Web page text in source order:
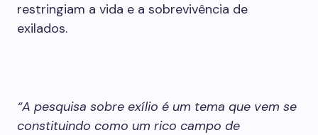
restringiam a vida e a sobrevivência de
exilados.
“A pesquisa sobre exílio é um tema que vem se
constituindo como um rico campo de